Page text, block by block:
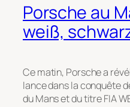
Porsche au
weiß,
Ce matin, Porsche a
lance dans la conquête
du Mans et du titre FIA